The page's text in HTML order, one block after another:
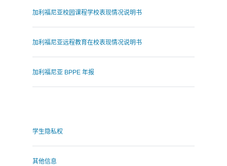
加利福尼亚校园课程学校表现情况说明书
加利福尼亚远程教育在校表现情况说明书
加利福尼亚 BPPE 年报
学生隐私权
其他信息